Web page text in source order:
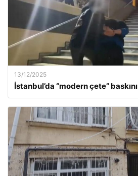
13/12/2025
İstanbul’da “modern çete” baskını